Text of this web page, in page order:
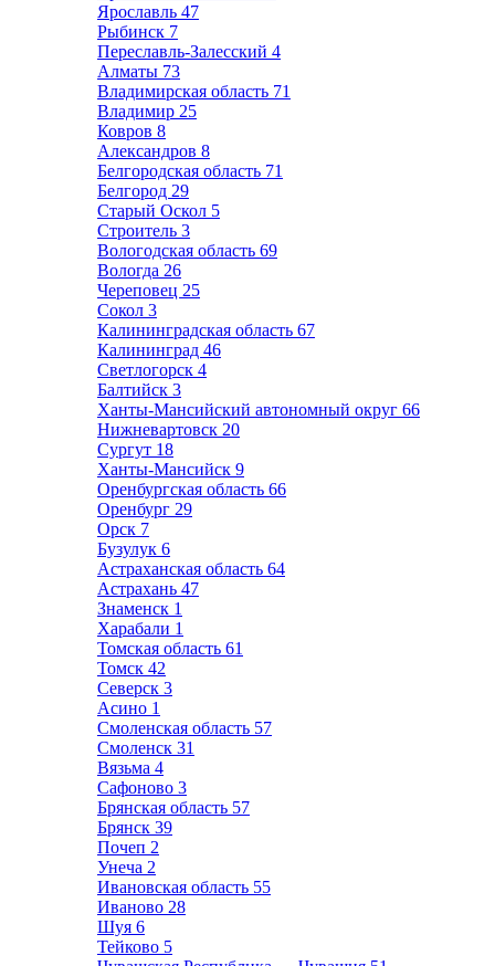
Ярославль 47
Рыбинск 7
Переславль-Залесский 4
Алматы 73
Владимирская область 71
Владимир 25
Ковров 8
Александров 8
Белгородская область 71
Белгород 29
Старый Оскол 5
Строитель 3
Вологодская область 69
Вологда 26
Череповец 25
Сокол 3
Калининградская область 67
Калининград 46
Светлогорск 4
Балтийск 3
Ханты-Мансийский автономный округ 66
Нижневартовск 20
Сургут 18
Ханты-Мансийск 9
Оренбургская область 66
Оренбург 29
Орск 7
Бузулук 6
Астраханская область 64
Астрахань 47
Знаменск 1
Харабали 1
Томская область 61
Томск 42
Северск 3
Асино 1
Смоленская область 57
Смоленск 31
Вязьма 4
Сафоново 3
Брянская область 57
Брянск 39
Почеп 2
Унеча 2
Ивановская область 55
Иваново 28
Шуя 6
Тейково 5